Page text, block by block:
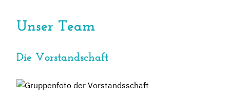
Unser Team
Die Vorstandschaft